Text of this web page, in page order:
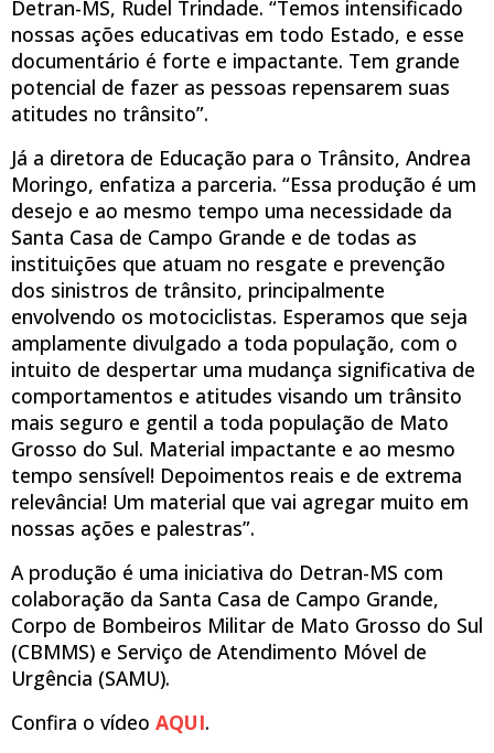
Detran-MS, Rudel Trindade. “Temos intensificado
nossas ações educativas em todo Estado, e esse
documentário é forte e impactante. Tem grande
potencial de fazer as pessoas repensarem suas
atitudes no trânsito”.
Já a diretora de Educação para o Trânsito, Andrea
Moringo, enfatiza a parceria. “Essa produção é um
desejo e ao mesmo tempo uma necessidade da
Santa Casa de Campo Grande e de todas as
instituições que atuam no resgate e prevenção
dos sinistros de trânsito, principalmente
envolvendo os motociclistas. Esperamos que seja
amplamente divulgado a toda população, com o
intuito de despertar uma mudança significativa de
comportamentos e atitudes visando um trânsito
mais seguro e gentil a toda população de Mato
Grosso do Sul. Material impactante e ao mesmo
tempo sensível! Depoimentos reais e de extrema
relevância! Um material que vai agregar muito em
nossas ações e palestras”.
A produção é uma iniciativa do Detran-MS com
colaboração da Santa Casa de Campo Grande,
Corpo de Bombeiros Militar de Mato Grosso do Sul
(CBMMS) e Serviço de Atendimento Móvel de
Urgência (SAMU).
Confira o vídeo AQUI.